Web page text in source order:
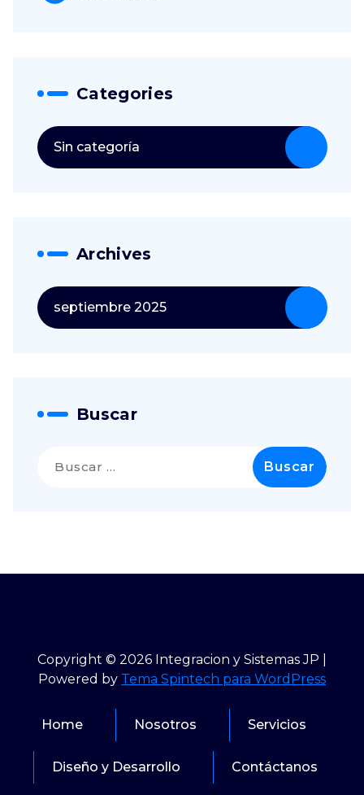
Categories
Sin categoría
Archives
septiembre 2025
Buscar
Copyright © 2026 Integracion y Sistemas JP |
Powered by Tema Spintech para WordPress
Home Nosotros Servicios
Diseño y Desarrollo Contáctanos